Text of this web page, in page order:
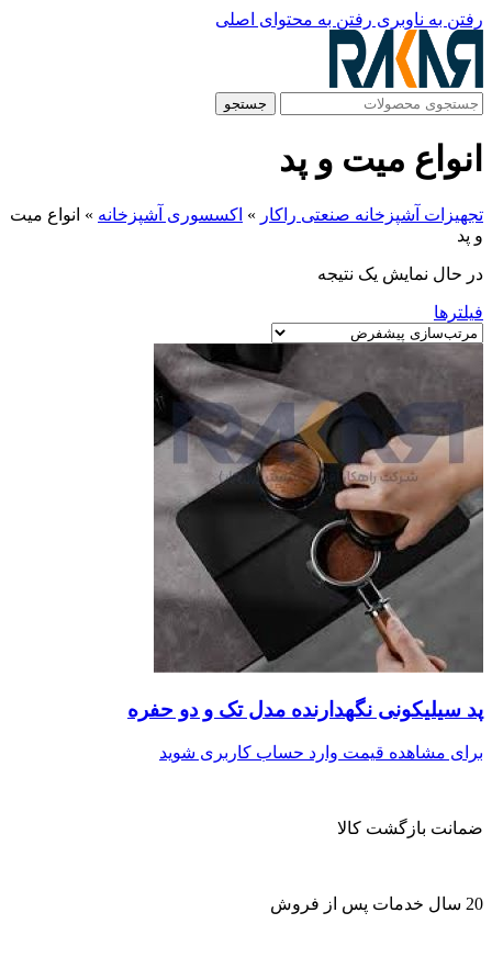
رفتن به ناوبری رفتن به محتوای اصلی
جستجو
انواع میت و پد
تجهیزات آشپزخانه صنعتی راکار » اکسسوری آشپزخانه » انواع میت
و پد
در حال نمایش یک نتیجه
فیلترها
پد سیلیکونی نگهدارنده مدل تک و دو حفره
برای مشاهده قیمت وارد حساب کاربری شوید
ضمانت بازگشت کالا
20 سال خدمات پس از فروش